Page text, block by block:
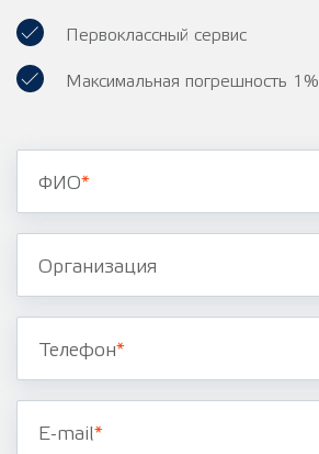
Первоклассный сервис
Максимальная погрешность 1%
ФИО*
Организация
Телефон*
E-mail*